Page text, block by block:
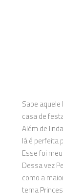
Sabe
casa de
Além de
lá é perfeita
Esse foi
Dessa vez
como a
tema